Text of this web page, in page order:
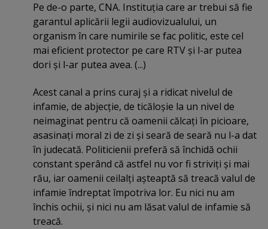
Pe de-o parte, CNA. Instituţia care ar trebui să fie
garantul aplicării legii audiovizualului, un
organism în care numirile se fac politic, este cel
mai eficient protector pe care RTV şi l-ar putea
dori şi l-ar putea avea. (...)
Acest canal a prins curaj şi a ridicat nivelul de
infamie, de abjecţie, de ticăloşie la un nivel de
neimaginat pentru că oamenii călcaţi în picioare,
asasinaţi moral zi de zi şi seară de seară nu l-a dat
în judecată. Politicienii preferă să închidă ochii
constant sperând că astfel nu vor fi striviţi şi mai
rău, iar oamenii ceilalţi aşteaptă să treacă valul de
infamie îndreptat împotriva lor. Eu nici nu am
închis ochii, şi nici nu am lăsat valul de infamie să
treacă.